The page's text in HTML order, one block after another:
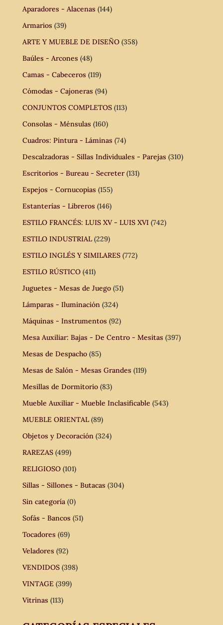
Aparadores - Alacenas (144)
Armarios (39)
ARTE Y MUEBLE DE DISEÑO (358)
Baúles - Arcones (48)
Camas - Cabeceros (119)
Cómodas - Cajoneras (94)
CONJUNTOS COMPLETOS (113)
Consolas - Ménsulas (160)
Cuadros: Pintura - Láminas (74)
Descalzadoras - Sillas Individuales - Parejas (310)
Escritorios - Bureau - Secreter (131)
Espejos - Cornucopias (155)
Estanterías - Libreros (146)
ESTILO FRANCÉS: LUIS XV - LUIS XVI (742)
ESTILO INDUSTRIAL (229)
ESTILO INGLÉS Y SIMILARES (772)
ESTILO RÚSTICO (411)
Juguetes - Mesas de Juego (51)
Lámparas - Iluminación (324)
Máquinas - Instrumentos (92)
Mesa Auxiliar: Bajas - De Centro - Mesitas (397)
Mesas de Despacho (85)
Mesas de Salón - Mesas Grandes (119)
Mesillas de Dormitorio (83)
Mueble Auxiliar - Mueble Inclasificable (543)
MUEBLE ORIENTAL (89)
Objetos y Decoración (324)
RAREZAS (499)
RELIGIOSO (101)
Sillas - Sillones - Butacas (304)
Sin categoría (0)
Sofás - Bancos (51)
Tocadores (69)
Veladores (92)
VENDIDOS (398)
VINTAGE (399)
Vitrinas (113)